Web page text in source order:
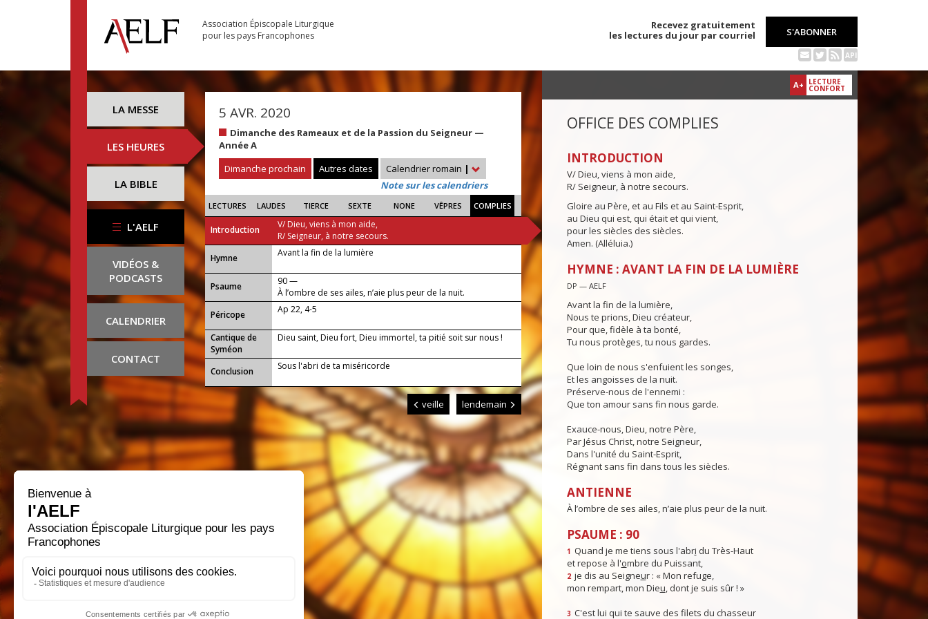
Association Épiscopale Liturgique
pour les pays Francophones
Recevez gratuitement
les lectures du jour par courriel
S'ABONNER
API
LA MESSE
LES HEURES
LA BIBLE
L'AELF
VIDÉOS &
PODCASTS
CALENDRIER
CONTACT
5 AVR. 2020
Dimanche des Rameaux et de la Passion du Seigneur —
Année A
Dimanche prochain
Autres dates Calendrier romain |
Note sur les calendriers
LECTURES LAUDES TIERCE SEXTE NONE VÊPRES COMPLIES
Introduction
V/ Dieu, viens à mon aide,
R/ Seigneur, à notre secours.
...
Hymne Avant la fin de la lumière
Psaume
90 —
À l’ombre de ses ailes, n’aie plus peur de la nuit.
Péricope
Ap 22, 4-5
Cantique de
Syméon
Dieu saint, Dieu fort, Dieu immortel, ta pitié soit sur nous !
Conclusion Sous l'abri de ta miséricorde
veille lendemain
A+ LECTURE
CONFORT
OFFICE DES COMPLIES
INTRODUCTION
V/ Dieu, viens à mon aide,
R/ Seigneur, à notre secours.
Gloire au Père, et au Fils et au Saint-Esprit,
au Dieu qui est, qui était et qui vient,
pour les siècles des siècles.
Amen. (Alléluia.)
HYMNE : AVANT LA FIN DE LA LUMIÈRE
DP — AELF
Avant la fin de la lumière,
Nous te prions, Dieu créateur,
Pour que, fidèle à ta bonté,
Tu nous protèges, tu nous gardes.
Que loin de nous s'enfuient les songes,
Et les angoisses de la nuit.
Préserve-nous de l'ennemi :
Que ton amour sans fin nous garde.
Exauce-nous, Dieu, notre Père,
Par Jésus Christ, notre Seigneur,
Dans l'unité du Saint-Esprit,
Régnant sans fin dans tous les siècles.
ANTIENNE
À l’ombre de ses ailes, n’aie plus peur de la nuit.
PSAUME : 90
1 Quand je me tiens sous l'abri du Très-Haut
et repose à l'ombre du Puissant,
2 je dis au Seigneur : « Mon refuge,
mon rempart, mon Dieu, dont je suis sûr ! »
3 C'est lui qui te sauve des filets du chasseur